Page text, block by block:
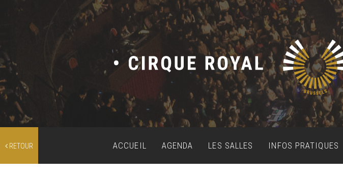
RETOUR ACCUEIL AGENDA LES SALLES INFOS PRATIQUES